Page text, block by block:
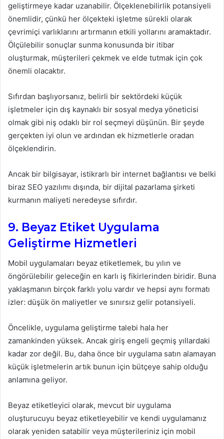
geliştirmeye kadar uzanabilir. Ölçeklenebilirlik potansiyeli
önemlidir, çünkü her ölçekteki işletme sürekli olarak
çevrimiçi varlıklarını artırmanın etkili yollarını aramaktadır.
Ölçülebilir sonuçlar sunma konusunda bir itibar
oluşturmak, müşterileri çekmek ve elde tutmak için çok
önemli olacaktır.
Sıfırdan başlıyorsanız, belirli bir sektördeki küçük
işletmeler için dış kaynaklı bir sosyal medya yöneticisi
olmak gibi niş odaklı bir rol seçmeyi düşünün. Bir şeyde
gerçekten iyi olun ve ardından ek hizmetlerle oradan
ölçeklendirin.
Ancak bir bilgisayar, istikrarlı bir internet bağlantısı ve belki
biraz SEO yazılımı dışında, bir dijital pazarlama şirketi
kurmanın maliyeti neredeyse sıfırdır.
9. Beyaz Etiket Uygulama
Geliştirme Hizmetleri
Mobil uygulamaları beyaz etiketlemek, bu yılın ve
öngörülebilir geleceğin en karlı iş fikirlerinden biridir. Buna
yaklaşmanın birçok farklı yolu vardır ve hepsi aynı formatı
izler: düşük ön maliyetler ve sınırsız gelir potansiyeli.
Öncelikle, uygulama geliştirme talebi hala her
zamankinden yüksek. Ancak giriş engeli geçmiş yıllardaki
kadar zor değil. Bu, daha önce bir uygulama satın alamayan
küçük işletmelerin artık bunun için bütçeye sahip olduğu
anlamına geliyor.
Beyaz etiketleyici olarak, mevcut bir uygulama
oluşturucuyu beyaz etiketleyebilir ve kendi uygulamanız
olarak yeniden satabilir veya müşterileriniz için mobil